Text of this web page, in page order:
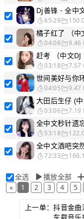
Dj善锋 - 全中
65:29
橘子红了 （中
04:08 9.46
赶考 （中文DJ
03:18 7.57
世间美好与你
04:05 9.47
大田后生仔 (
03:06 7.19
全中文秒针遗
53:18
全中文酒吧突
72:33
全选 播放全部
«
1 2 3 4 5
上一单：抖音金